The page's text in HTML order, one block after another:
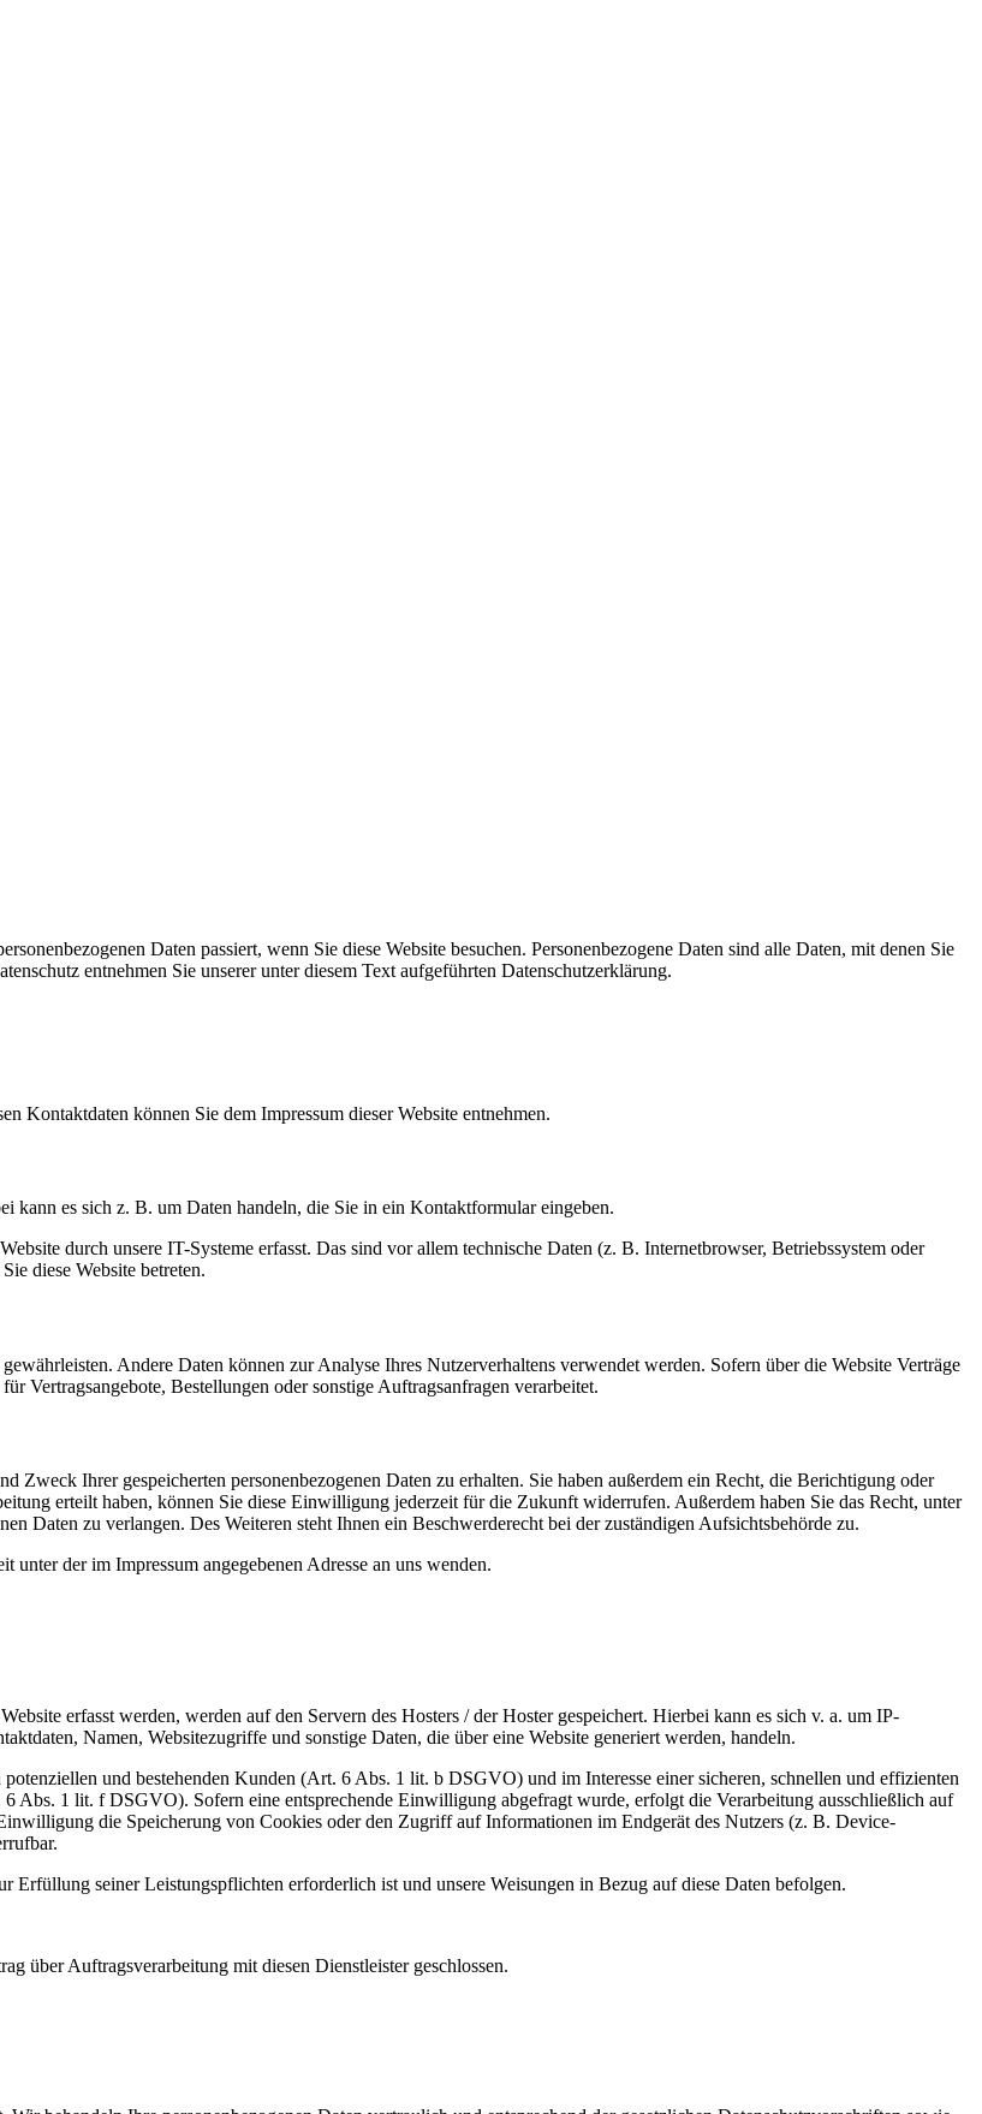
Daten passiert, wenn Sie diese Website besuchen. Personenbezogene Daten sind alle Daten, mit denen Sie
entnehmen Sie unserer unter diesem Text aufgeführten Datenschutzerklärung.
Kontaktdaten können Sie dem Impressum dieser Website entnehmen.
kann es sich z. B. um Daten handeln, die Sie in ein Kontaktformular eingeben.
durch unsere IT-Systeme erfasst. Das sind vor allem technische Daten (z. B. Internetbrowser, Betriebssystem oder
diese Website betreten.
Andere Daten können zur Analyse Ihres Nutzerverhaltens verwendet werden. Sofern über die Website Verträge
Vertragsangebote, Bestellungen oder sonstige Auftragsanfragen verarbeitet.
Zweck Ihrer gespeicherten personenbezogenen Daten zu erhalten. Sie haben außerdem ein Recht, die Berichtigung oder
erteilt haben, können Sie diese Einwilligung jederzeit für die Zukunft widerrufen. Außerdem haben Sie das Recht, unter
Daten zu verlangen. Des Weiteren steht Ihnen ein Beschwerderecht bei der zuständigen Aufsichtsbehörde zu.
der im Impressum angegebenen Adresse an uns wenden.
erfasst werden, werden auf den Servern des Hosters / der Hoster gespeichert. Hierbei kann es sich v. a. um IP-
Namen, Websitezugriffe und sonstige Daten, die über eine Website generiert werden, handeln.
und bestehenden Kunden (Art. 6 Abs. 1 lit. b DSGVO) und im Interesse einer sicheren, schnellen und effizienten
Abs. 1 lit. f DSGVO). Sofern eine entsprechende Einwilligung abgefragt wurde, erfolgt die Verarbeitung ausschließlich auf
die Speicherung von Cookies oder den Zugriff auf Informationen im Endgerät des Nutzers (z. B. Device-
seiner Leistungspflichten erforderlich ist und unsere Weisungen in Bezug auf diese Daten befolgen.
über Auftragsverarbeitung mit diesen Dienstleister geschlossen.